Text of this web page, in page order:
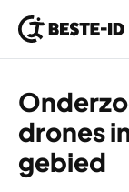
drones
gebied